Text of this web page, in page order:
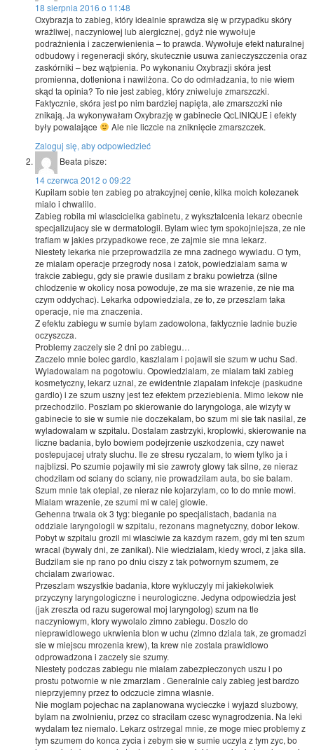
18 sierpnia 2016 o 11:48
Oxybrazja to zabieg, który idealnie sprawdza się w przypadku skóry
wrażliwej, naczyniowej lub alergicznej, gdyż nie wywołuje
podrażnienia i zaczerwienienia – to prawda. Wywołuje efekt naturalnej
odbudowy i regeneracji skóry, skutecznie usuwa zanieczyszczenia oraz
zaskórniki – bez wątpienia. Po wykonaniu Oxybrazji skóra jest
promienna, dotleniona i nawilżona. Co do odmładzania, to nie wiem
skąd ta opinia? To nie jest zabieg, który zniweluje zmarszczki.
Faktycznie, skóra jest po nim bardziej napięta, ale zmarszczki nie
znikają. Ja wykonywałam Oxybrazję w gabinecie QcLINIQUE i efekty
były powalające
Ale nie liczcie na zniknięcie zmarszczek.
Zaloguj się, aby odpowiedzieć
Beata pisze:
14 czerwca 2012 o 09:22
Kupilam sobie ten zabieg po atrakcyjnej cenie, kilka moich kolezanek
mialo i chwalilo.
Zabieg robila mi wlascicielka gabinetu, z wyksztalcenia lekarz obecnie
specjalizujacy sie w dermatologii. Bylam wiec tym spokojniejsza, ze nie
trafiam w jakies przypadkowe rece, ze zajmie sie mna lekarz.
Niestety lekarka nie przeprowadzila ze mna zadnego wywiadu. O tym,
ze mialam operacje przegrody nosa i zatok, powiedzialam sama w
trakcie zabiegu, gdy sie prawie dusilam z braku powietrza (silne
chlodzenie w okolicy nosa powoduje, ze ma sie wrazenie, ze nie ma
czym oddychac). Lekarka odpowiedziala, ze to, ze przeszlam taka
operacje, nie ma znaczenia.
Z efektu zabiegu w sumie bylam zadowolona, faktycznie ladnie buzie
oczyszcza.
Problemy zaczely sie 2 dni po zabiegu…
Zaczelo mnie bolec gardlo, kaszlalam i pojawil sie szum w uchu Sad.
Wyladowalam na pogotowiu. Opowiedzialam, ze mialam taki zabieg
kosmetyczny, lekarz uznal, ze ewidentnie zlapalam infekcje (paskudne
gardlo) i ze szum uszny jest tez efektem przeziebienia. Mimo lekow nie
przechodzilo. Poszlam po skierowanie do laryngologa, ale wizyty w
gabinecie to sie w sumie nie doczekalam, bo szum mi sie tak nasilal, ze
wyladowalam w szpitalu. Dostalam zastrzyki, kroplowki, skierowanie na
liczne badania, bylo bowiem podejrzenie uszkodzenia, czy nawet
postepujacej utraty sluchu. Ile ze stresu ryczalam, to wiem tylko ja i
najblizsi. Po szumie pojawily mi sie zawroty glowy tak silne, ze nieraz
chodzilam od sciany do sciany, nie prowadzilam auta, bo sie balam.
Szum mnie tak otepial, ze nieraz nie kojarzylam, co to do mnie mowi.
Mialam wrazenie, ze szumi mi w calej glowie.
Gehenna trwala ok 3 tyg: bieganie po specjalistach, badania na
oddziale laryngologii w szpitalu, rezonans magnetyczny, dobor lekow.
Pobyt w szpitalu grozil mi wlasciwie za kazdym razem, gdy mi ten szum
wracal (bywaly dni, ze zanikal). Nie wiedzialam, kiedy wroci, z jaka sila.
Budzilam sie np rano po dniu ciszy z tak potwornym szumem, ze
chcialam zwariowac.
Przeszlam wszystkie badania, ktore wykluczyly mi jakiekolwiek
przyczyny laryngologiczne i neurologiczne. Jedyna odpowiedzia jest
(jak zreszta od razu sugerowal moj laryngolog) szum na tle
naczyniowym, ktory wywolalo zimno zabiegu. Doszlo do
nieprawidlowego ukrwienia blon w uchu (zimno dziala tak, ze gromadzi
sie w miejscu mrozenia krew), ta krew nie zostala prawidlowo
odprowadzona i zaczely sie szumy.
Niestety podczas zabiegu nie mialam zabezpieczonych uszu i po
prostu potwornie w nie zmarzlam . Generalnie caly zabieg jest bardzo
nieprzyjemny przez to odczucie zimna wlasnie.
Nie moglam pojechac na zaplanowana wycieczke i wyjazd sluzbowy,
bylam na zwolnieniu, przez co stracilam czesc wynagrodzenia. Na leki
wydalam tez niemalo. Lekarz ostrzegal mnie, ze moge miec problemy z
tym szumem do konca zycia i zebym sie w sumie uczyla z tym zyc, bo